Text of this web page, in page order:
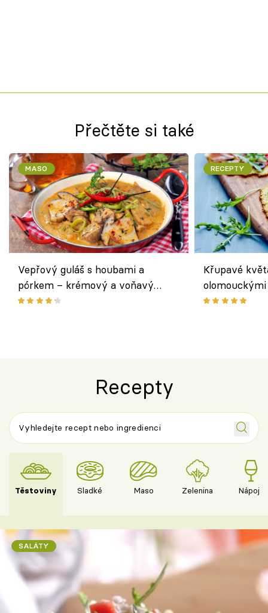
Přečtěte si také
MASO
Vepřový guláš s houbami a
pórkem – krémový a voňavý
pokrm z jednoho hrnce
RECEPTY
Křupavé
bezlepkový
Recepty
Těstoviny Sladké Maso Zelenina Nápoje
SALÁTY